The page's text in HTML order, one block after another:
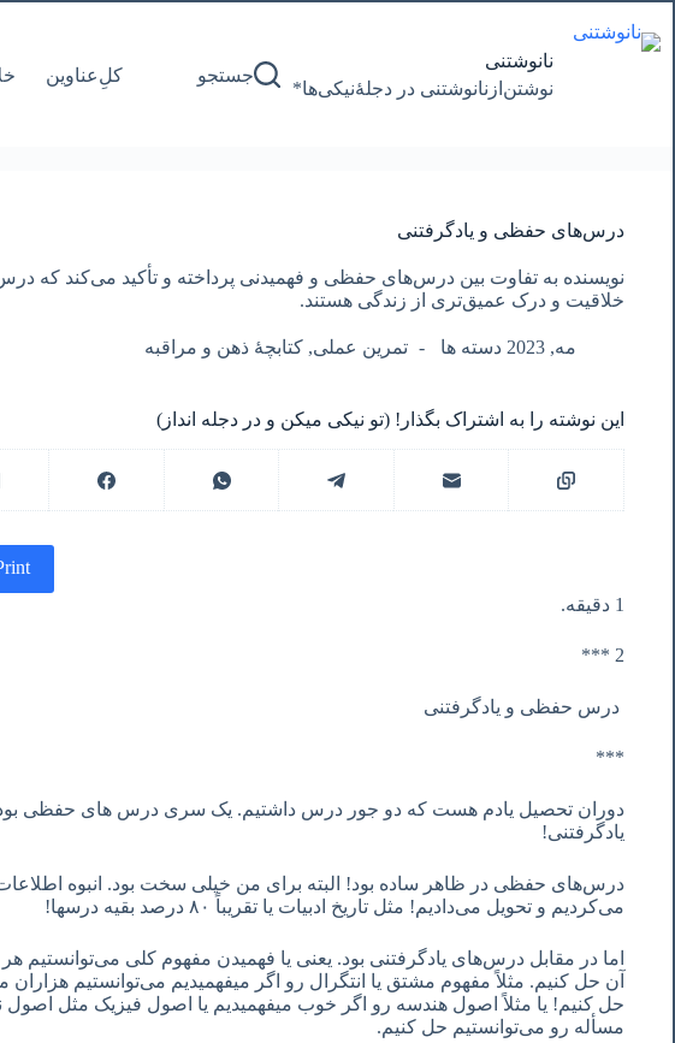
به
محتوا
نانوشتنی
نوشتن‌از‌نانوشتنی‌ در‌ دجلۀنیکی‌ها*
جستجو کل‌ِعناوین
درس‌های حفظی و یادگرفتنی
نویسنده به تفاوت بین درس‌های حفظی و فهمیدنی پرداخته و تأکید می‌کند که
خلاقیت و درک عمیق‌تری از زندگی هستند.
مه, 2023 دسته ها تمرین عملی, کتابچۀ ذهن و مراقبه
این نوشته را به اشتراک بگذار! (تو نیکی میکن و در دجله انداز)
🖨
1 دقیقه.
2 ***
درس حفظی و یادگرفتنی
***
دوران تحصیل یادم هست که دو جور درس داشتیم. یک سری درس های حفظی
یادگرفتنی!
درس‌های حفظی در ظاهر ساده بود! البته برای من خیلی سخت بود. انبوه
می‌کردیم و تحویل می‌دادیم! مثل تاریخ ادبیات یا تقریباً ٨٠ درصد بقیه درسها!
اما در مقابل درس‌های یادگرفتنی بود. یعنی یا فهمیدن مفهوم کلی می‌توانستیم
آن حل کنیم. مثلاً مفهوم مشتق یا انتگرال رو اگر میفهمیدیم می‌توانستیم هزاران
حل کنیم! یا مثلاً اصول هندسه رو اگر خوب میفهمیدیم یا اصول فیزیک مثل اصول
مسأله رو می‌توانستیم حل کنیم.